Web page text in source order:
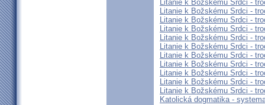
Litanie k Božskému Srdci -
Litanie k Božskému Srdci -
Litanie k Božskému Srdci -
Litanie k Božskému Srdci -
Litanie k Božskému Srdci -
Litanie k Božskému Srdci -
Litanie k Božskému Srdci -
Litanie k Božskému Srdci -
Litanie k Božskému Srdci -
Litanie k Božskému Srdci -
Litanie k Božskému Srdci -
Katolická dogmatika -